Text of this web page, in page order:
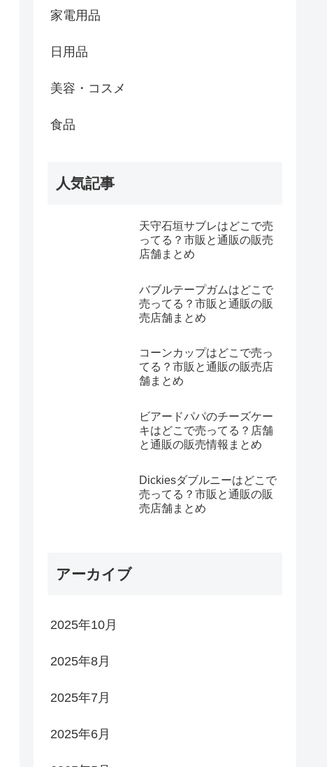
家電用品
日用品
美容・コスメ
食品
人気記事
天守石垣サブレはどこで売
ってる？市販と通販の販売
店舗まとめ
バブルテープガムはどこで
売ってる？市販と通販の販
売店舗まとめ
コーンカップはどこで売っ
てる？市販と通販の販売店
舗まとめ
ビアードパパのチーズケー
キはどこで売ってる？店舗
と通販の販売情報まとめ
Dickiesダブルニーはどこで
売ってる？市販と通販の販
売店舗まとめ
アーカイブ
2025年10月
2025年8月
2025年7月
2025年6月